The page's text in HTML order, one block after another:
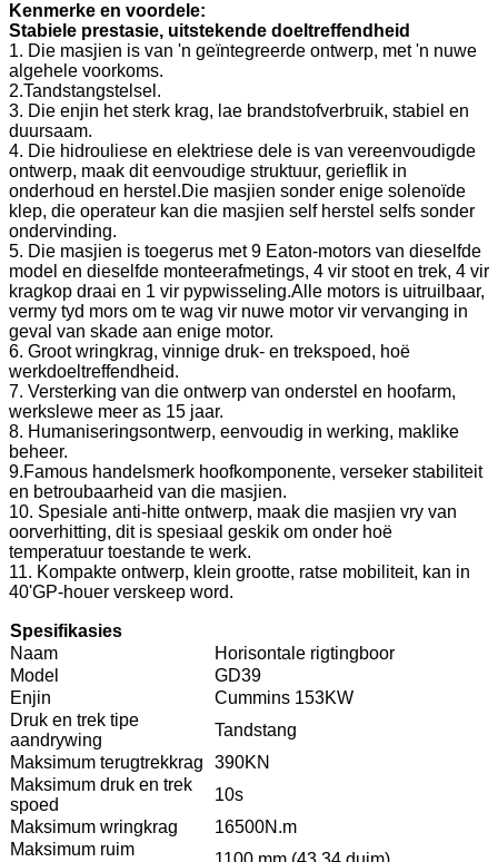
Kenmerke en voordele:
Stabiele prestasie, uitstekende doeltreffendheid
1. Die masjien is van 'n geïntegreerde ontwerp, met 'n nuwe
algehele voorkoms.
2.Tandstangstelsel.
3. Die enjin het sterk krag, lae brandstofverbruik, stabiel en
duursaam.
4. Die hidrouliese en elektriese dele is van vereenvoudigde
ontwerp, maak dit eenvoudige struktuur, gerieflik in
onderhoud en herstel.Die masjien sonder enige solenoïde
klep, die operateur kan die masjien self herstel selfs sonder
ondervinding.
5. Die masjien is toegerus met 9 Eaton-motors van dieselfde
model en dieselfde monteerafmetings, 4 vir stoot en trek, 4 vir
kragkop draai en 1 vir pypwisseling.Alle motors is uitruilbaar,
vermy tyd mors om te wag vir nuwe motor vir vervanging in
geval van skade aan enige motor.
6. Groot wringkrag, vinnige druk- en trekspoed, hoë
werkdoeltreffendheid.
7. Versterking van die ontwerp van onderstel en hoofarm,
werkslewe meer as 15 jaar.
8. Humaniseringsontwerp, eenvoudig in werking, maklike
beheer.
9.Famous handelsmerk hoofkomponente, verseker stabiliteit
en betroubaarheid van die masjien.
10. Spesiale anti-hitte ontwerp, maak die masjien vry van
oorverhitting, dit is spesiaal geskik om onder hoë
temperatuur toestande te werk.
11. Kompakte ontwerp, klein grootte, ratse mobiliteit, kan in
40'GP-houer verskeep word.
Spesifikasies
Naam
Horisontale rigtingboor
Model
GD39
Enjin
Cummins 153KW
Druk en trek tipe
aandrywing
Tandstang
Maksimum terugtrekkrag
390KN
Maksimum druk en trek
spoed
10s
Maksimum wringkrag
16500N.m
Maksimum ruim